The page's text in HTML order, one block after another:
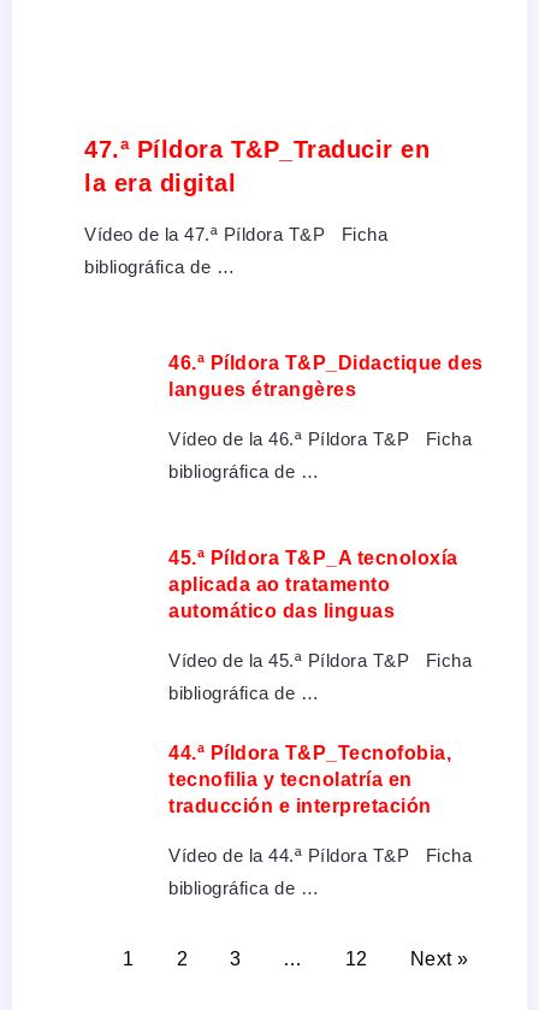
47.ª Píldora T&P_Traducir en
la era digital
Vídeo de la 47.ª Píldora T&P Ficha
bibliográfica de …
46.ª Píldora T&P_Didactique des
langues étrangères
Vídeo de la 46.ª Píldora T&P Ficha
bibliográfica de …
45.ª Píldora T&P_A tecnoloxía
aplicada ao tratamento
automático das linguas
Vídeo de la 45.ª Píldora T&P Ficha
bibliográfica de …
44.ª Píldora T&P_Tecnofobia,
tecnofilia y tecnolatría en
traducción e interpretación
Vídeo de la 44.ª Píldora T&P Ficha
bibliográfica de …
1 2 3 … 12 Next »